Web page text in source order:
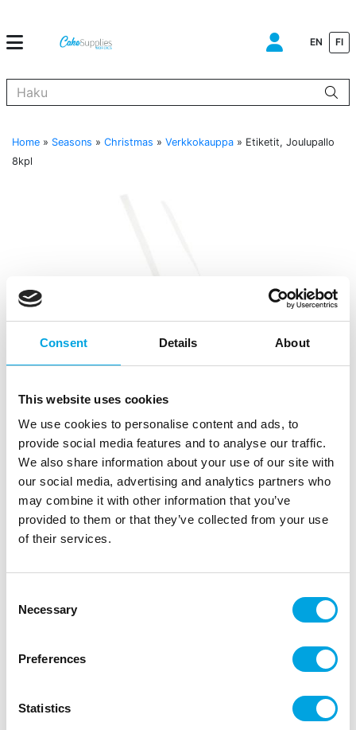
Consent Details About
This website uses cookies
We use cookies to personalise content and ads, to
provide social media features and to analyse our traffic.
We also share information about your use of our site with
our social media, advertising and analytics partners who
may combine it with other information that you’ve
provided to them or that they’ve collected from your use
of their services.
Selection
Necessary
Preferences
Statistics
EN FI
Home » Seasons » Christmas » Verkkokauppa » Etiketit, Joulupallo
8kpl
Etiketit, Joulupallo 8kpl
ARTYFETES |
EAN: 3700091517292 Myyntiyksikkö: 6
Kuvaus